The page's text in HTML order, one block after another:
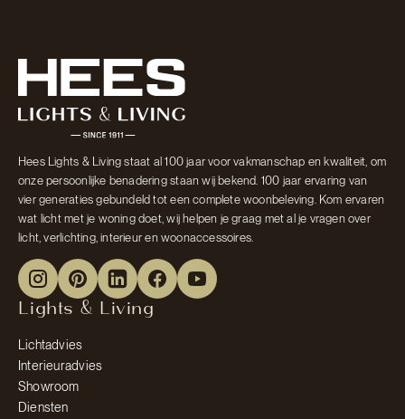
Hees Lights & Living staat al 100 jaar voor vakmanschap en kwaliteit, om
onze persoonlijke benadering staan wij bekend. 100 jaar ervaring van
vier generaties gebundeld tot een complete woonbeleving. Kom ervaren
wat licht met je woning doet, wij helpen je graag met al je vragen over
licht, verlichting, interieur en woonaccessoires.
Lights & Living
Lichtadvies
Interieuradvies
Showroom
Diensten